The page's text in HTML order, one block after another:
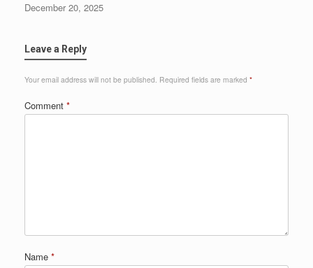
December 20, 2025
Leave a Reply
Your email address will not be published. Required fields are marked *
Comment *
Name *